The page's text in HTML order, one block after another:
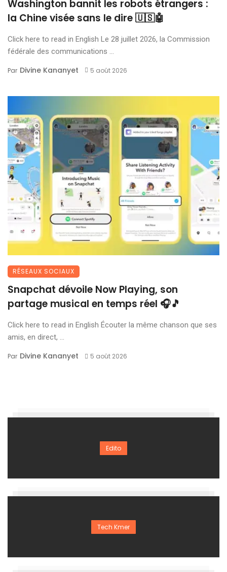
Washington bannit les robots étrangers :
la Chine visée sans le dire 🇺🇸🤖
Click here to read in English Le 28 juillet 2026, la Commission
fédérale des communications ...
Par Divine Kananyet 5 août 2026
RÉSEAUX SOCIAUX
Snapchat dévoile Now Playing, son
partage musical en temps réel 🎧🎵
Click here to read in English Écouter la même chanson que ses
amis, en direct, ...
Par Divine Kananyet 5 août 2026
Edito
Tech Kmer